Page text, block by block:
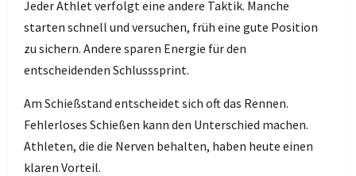
Jeder Athlet verfolgt eine andere Taktik. Manche
starten schnell und versuchen, früh eine gute Position
zu sichern. Andere sparen Energie für den
entscheidenden Schlusssprint.
Am Schießstand entscheidet sich oft das Rennen.
Fehlerloses Schießen kann den Unterschied machen.
Athleten, die die Nerven behalten, haben heute einen
klaren Vorteil.